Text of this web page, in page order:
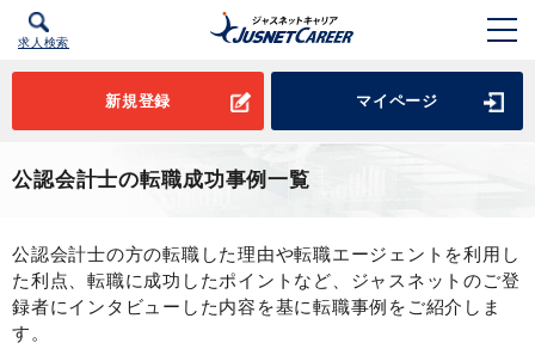
求人検索
新規登録 マイページ
公認会計士の転職成功事例一覧
公認会計士の方の転職した理由や転職エージェントを利用し
た利点、転職に成功したポイントなど、ジャスネットのご登
録者にインタビューした内容を基に転職事例をご紹介しま
す。